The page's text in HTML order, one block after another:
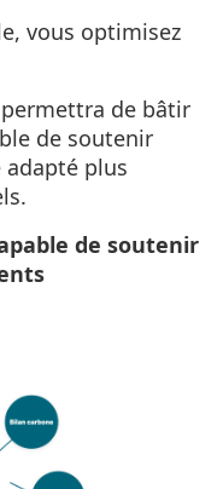
vous optimisez
permettra de bâtir
de soutenir
plus
de soutenir